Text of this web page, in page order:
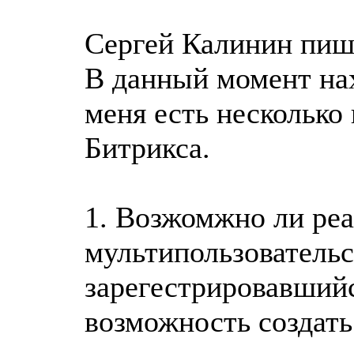
Сергей Калинин
В данный момент
меня есть
Битрикса.
1. Возжомжно ли
возможность